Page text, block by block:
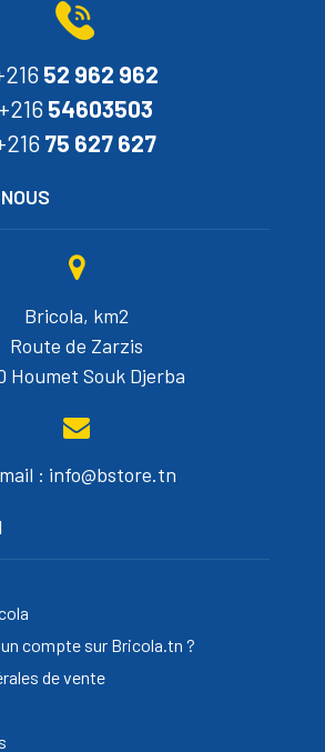
52 962 962
+216 54603503
75 627 627
Bricola, km2
Route de Zarzis
Houmet Souk Djerba
: info@bstore.tn
compte sur Bricola.tn ?
de vente